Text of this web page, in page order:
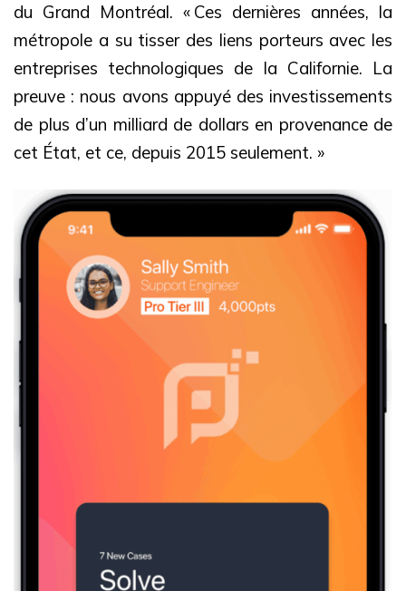
du Grand Montréal. « Ces dernières années, la
métropole a su tisser des liens porteurs avec les
entreprises technologiques de la Californie. La
preuve : nous avons appuyé des investissements
de plus d’un milliard de dollars en provenance de
cet État, et ce, depuis 2015 seulement. »